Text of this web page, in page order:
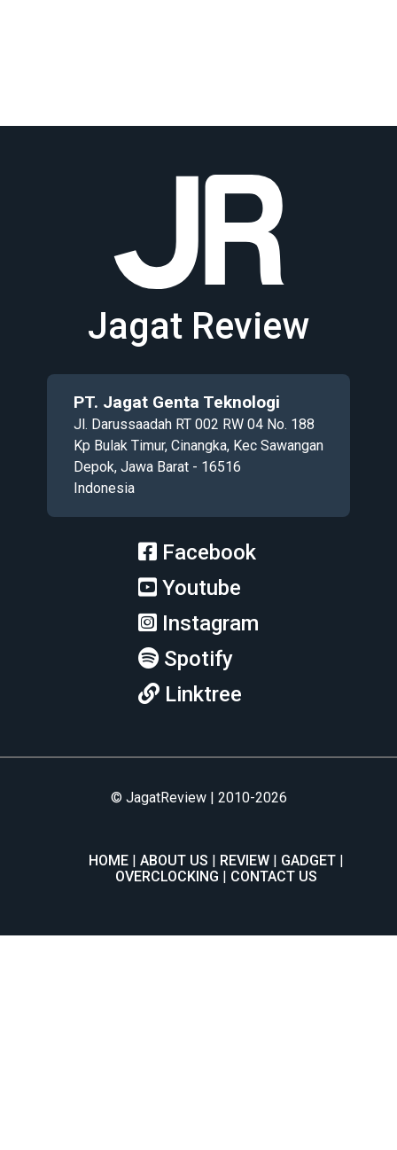
Jagat Review
PT. Jagat Genta Teknologi
Jl. Darussaadah RT 002 RW 04 No. 188
Kp Bulak Timur, Cinangka, Kec Sawangan
Depok, Jawa Barat - 16516
Indonesia
Facebook
Youtube
Instagram
Spotify
Linktree
© JagatReview | 2010-2026
HOME ABOUT US REVIEW
GADGET
OVERCLOCKING
CONTACT US